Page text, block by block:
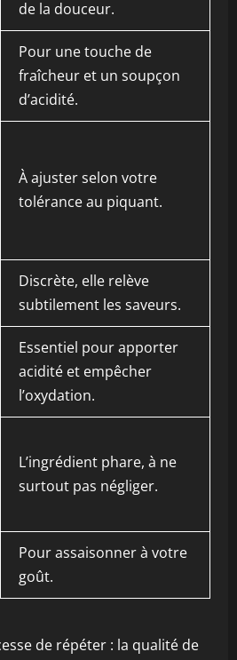
de la douceur.
Pour une touche de
fraîcheur et un soupçon
d’acidité.
À ajuster selon votre
tolérance au piquant.
Discrète, elle relève
subtilement les saveurs.
Essentiel pour apporter
acidité et empêcher
l’oxydation.
L’ingrédient phare, à ne
surtout pas négliger.
Pour assaisonner à votre
goût.
de répéter : la qualité de